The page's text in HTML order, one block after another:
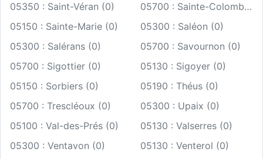
05350 : Saint-Véran (0)
05700 : Sainte-Colombe (0)
05150 : Sainte-Marie (0)
05300 : Saléon (0)
05300 : Salérans (0)
05700 : Savournon (0)
05700 : Sigottier (0)
05130 : Sigoyer (0)
05150 : Sorbiers (0)
05190 : Théus (0)
05700 : Trescléoux (0)
05300 : Upaix (0)
05100 : Val-des-Prés (0)
05130 : Valserres (0)
05300 : Ventavon (0)
05130 : Venterol (0)